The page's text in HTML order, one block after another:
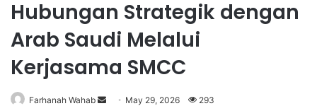
Hubungan Strategik dengan
Arab Saudi Melalui
Kerjasama SMCC
Farhanah Wahab May 29, 2026 293